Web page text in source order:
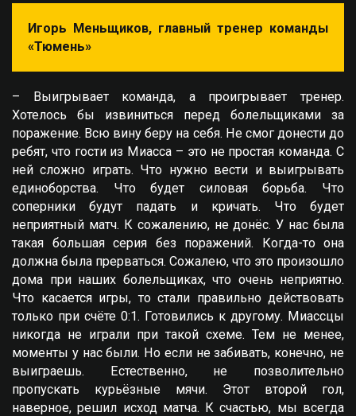
Игорь Меньщиков, главный тренер команды
«Тюмень»
– Выигрывает команда, а проигрывает тренер.
Хотелось бы извиниться перед болельщиками за
поражение. Всю вину беру на себя. Не смог донести до
ребят, что гости из Миасса – это не простая команда. С
ней сложно играть. Что нужно вести и выигрывать
единоборства. Что будет силовая борьба. Что
соперники будут падать и кричать. Что будет
неприятный матч. К сожалению, не донёс. У нас была
такая большая серия без поражений. Когда-то она
должна была прерваться. Сожалею, что это произошло
дома при наших болельщиках, что очень неприятно.
Что касается игры, то стали правильно действовать
только при счёте 0:1. Готовились к другому. Миассцы
никогда не играли при такой схеме. Тем не менее,
моменты у нас были. Но если не забивать, конечно, не
выиграешь. Естественно, не позволительно
пропускать курьёзные мячи. Этот второй гол,
наверное, решил исход матча. К счастью, мы всегда